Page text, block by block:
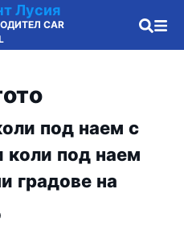
Лусия
CAR
под наем с
коли под наем
градове на